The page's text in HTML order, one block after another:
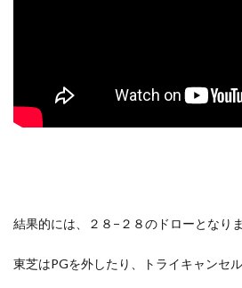
結果的には、２８−２８のドローとなりま
東芝はPGを外したり、トライキャンセ